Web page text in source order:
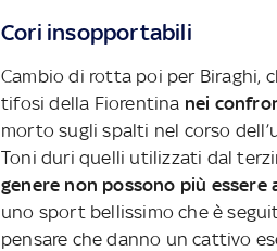
Cori insopportabili
Cambio di rotta poi per Biraghi,
tifosi della Fiorentina nei
morto sugli spalti nel corso
Toni duri quelli utilizzati dal
genere non possono più essere
uno sport bellissimo che è
pensare che danno un cattivo